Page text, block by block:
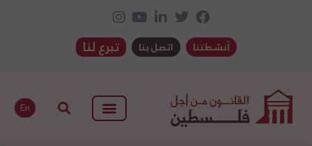
أنشطتنا اتصل بنا تبرع لنا
En